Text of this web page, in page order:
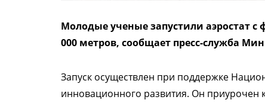
Молодые ученые запустили аэростат с
000 метров, сообщает пресс-служба
Запуск осуществлен при поддержке
инновационного развития. Он приурочен